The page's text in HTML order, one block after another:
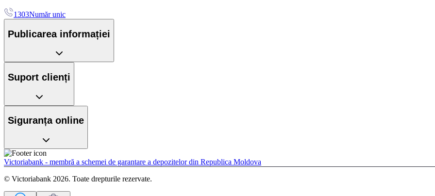
1303Număr unic
Publicarea informației
Suport clienți
Siguranța online
Victoriabank - membră a schemei de garantare a depozitelor din Republica Moldova
© Victoriabank 2026. Toate drepturile rezervate.